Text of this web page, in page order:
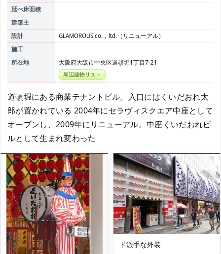
延べ床面積
建築主
設計
GLAMOROUS co.，ltd.（リニューアル）
施工
所在地
大阪府大阪市中央区道頓堀1丁目7-21
周辺建物リスト
道頓堀にある商業テナントビル。入口にはくいだおれ太
郎が置かれている 2004年にセラヴィスクエア中座として
オープンし、2009年にリニューアル。中座くいだおれビ
ルとして生まれ変わった
ド派手な外装